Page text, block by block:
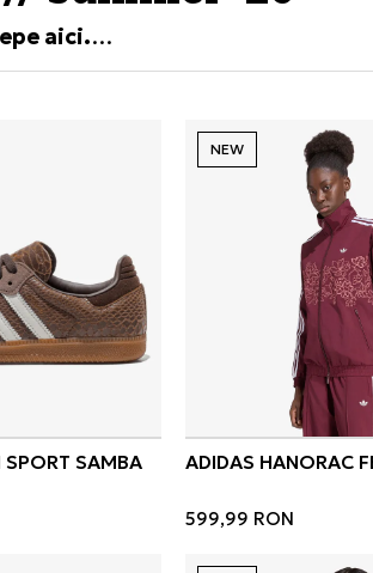
aici.
mai noi apariții și completează-ți
SAMBA
NEW
ADIDAS HANORAC
599,99 RON